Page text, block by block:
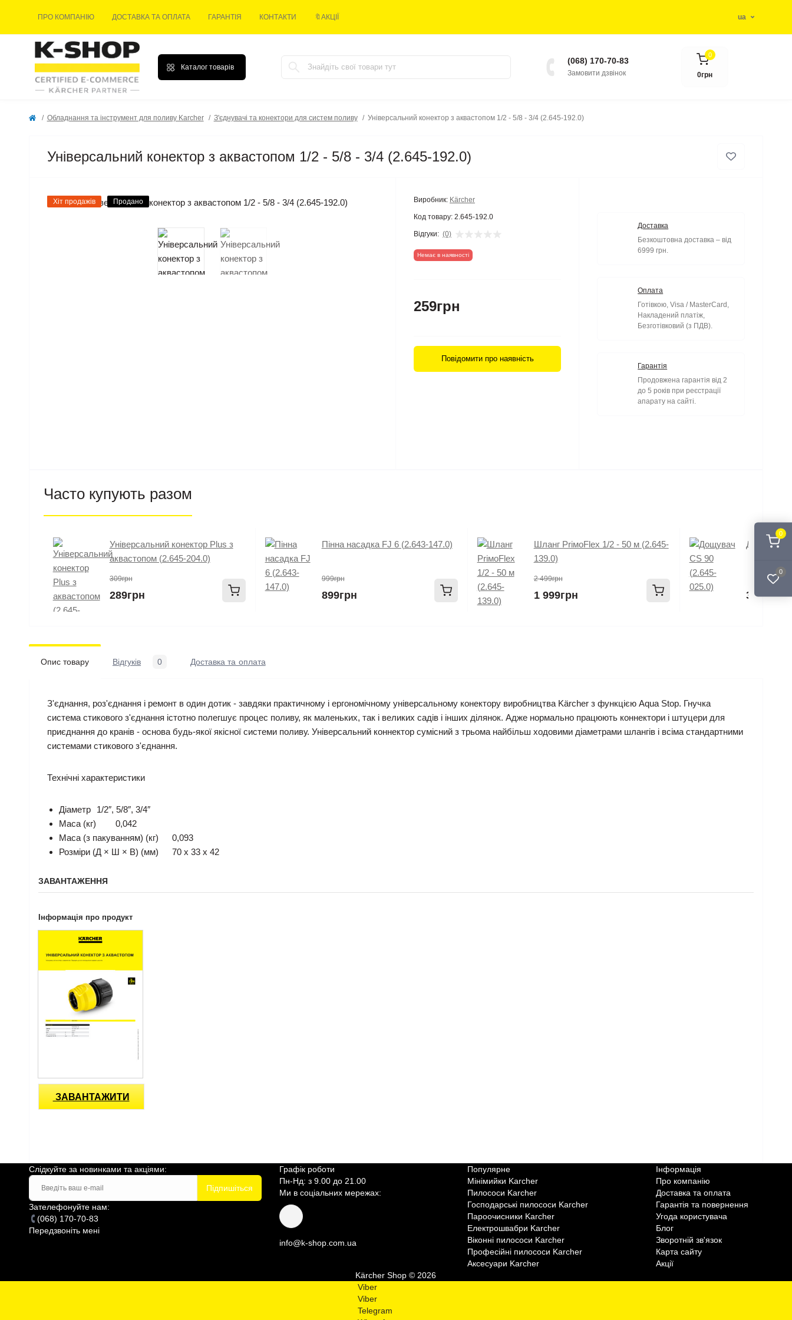
0
0
ПРО КОМПАНІЮ ДОСТАВКА ТА ОПЛАТА ГАРАНТІЯ КОНТАКТИ 🔖АКЦІЇ ua
Каталог товарів
(068) 170-70-83
Замовити дзвінок
0
0грн
Обладнання та інструмент для поливу Karcher З'єднувачі та конектори для систем поливу Універсальний конектор з аквастопом 1/2 - 5/8 - 3/4 (2.645-192.0)
Універсальний конектор з аквастопом 1/2 - 5/8 - 3/4 (2.645-192.0)
Хіт продажів Продано Виробник: Kärcher
Код товару: 2.645-192.0
Відгуки: (0)
Немає в наявності
259грн
Повідомити про наявність
Доставка
Безкоштовна доставка – від
6999 грн.
Оплата
Готівкою, Visa / MasterCard,
Накладений платіж,
Безготівковий (з ПДВ).
Гарантія
Продовжена гарантія від 2
до 5 років при реєстрації
апарату на сайті.
Часто купують разом
Універсальний конектор Plus з
аквастопом (2.645-204.0)
309грн
289грн
Пінна насадка FJ 6 (2.643-147.0)
999грн
899грн
Шланг PriмoFlex 1/2 - 50 м (2.645-
139.0)
2 499грн
1 999грн
Дощувач
349грн
Опис товару Відгуків 0 Доставка та оплата
З'єднання, роз'єднання і ремонт в один дотик - завдяки практичному і ергономічному універсальному конектору виробництва Kärcher з функцією Aqua Stop. Гнучка
система стикового з'єднання істотно полегшує процес поливу, як маленьких, так і великих садів і інших ділянок. Адже нормально працюють коннектори і штуцери для
приєднання до кранів - основа будь-якої якісної системи поливу. Універсальний коннектор сумісний з трьома найбільш ходовими діаметрами шлангів і всіма стандартними
системами стикового з'єднання.
Технічні характеристики
Діаметр
1/2″, 5/8″, 3/4″
Маса (кг)
0,042
Маса (з пакуванням) (кг)
0,093
Розміри (Д × Ш × В) (мм)
70 x 33 x 42
ЗАВАНТАЖЕННЯ
Інформація про продукт
ЗАВАНТАЖИТИ
Слідкуйте за новинками та акціями:
Підпишіться
Зателефонуйте нам:
(068) 170-70-83
Передзвоніть мені
Графік роботи
Пн-Нд: з 9.00 до 21.00
Ми в соціальних мережах:
info@k-shop.com.ua
Популярне
Мінімийки Karcher
Пилососи Karcher
Господарські пилососи Karcher
Пароочисники Karcher
Електрошвабри Karcher
Віконні пилососи Karcher
Професійні пилососи Karcher
Аксесуари Karcher
Інформація
Про компанію
Доставка та оплата
Гарантія та повернення
Угода користувача
Блог
Зворотній зв'язок
Карта сайту
Акції
Kärcher Shop © 2026
Viber
Viber
Telegram